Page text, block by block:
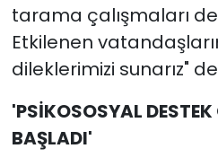
tarama çalışmaları
Etkilenen
dileklerimizi sunarız"
'PSİKOSOSYAL
BAŞLADI'